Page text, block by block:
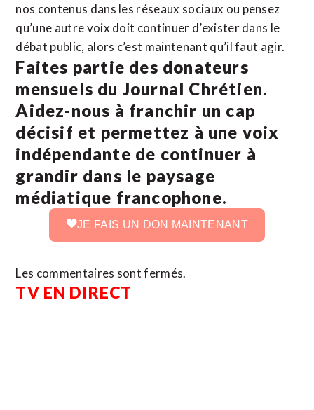
nos contenus dans les réseaux sociaux ou pensez
qu’une autre voix doit continuer d’exister dans le
débat public, alors c’est maintenant qu’il faut agir.
Faites partie des donateurs
mensuels du Journal Chrétien.
Aidez-nous à franchir un cap
décisif et permettez à une voix
indépendante de continuer à
grandir dans le paysage
médiatique francophone.
JE FAIS UN DON MAINTENANT
Les commentaires sont fermés.
TV EN DIRECT